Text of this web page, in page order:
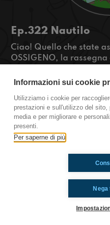
Ep.322 Nautilo
Ciao! Quello che state
OSSIGENO, la
natura e animali. Oggi
sopravvissuto per
profondi.
https://
Ti è piaciuto?
Informazioni sui cookie
Utilizziamo i cookie per
prestazioni e sull'utilizzo del sito,
media e per migliorare e
presenti.
Per saperne di più
Nega